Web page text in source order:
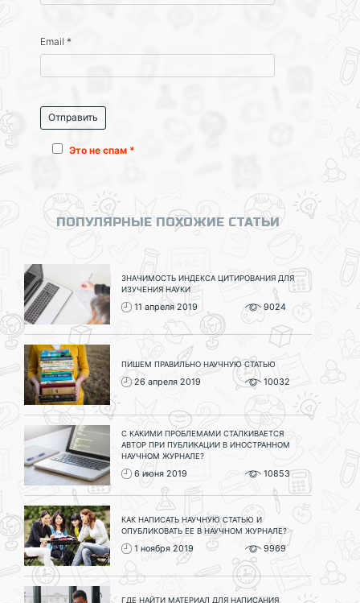
Email *
Это не спам *
ПОПУЛЯРНЫЕ ПОХОЖИЕ СТАТЬИ
ЗНАЧИМОСТЬ ИНДЕКСА ЦИТИРОВАНИЯ ДЛЯ
ИЗУЧЕНИЯ НАУКИ
11 апреля 2019 9024
ПИШЕМ ПРАВИЛЬНО НАУЧНУЮ СТАТЬЮ
26 апреля 2019 10032
С КАКИМИ ПРОБЛЕМАМИ СТАЛКИВАЕТСЯ
АВТОР ПРИ ПУБЛИКАЦИИ В ИНОСТРАННОМ
НАУЧНОМ ЖУРНАЛЕ?
6 июня 2019 10853
КАК НАПИСАТЬ НАУЧНУЮ СТАТЬЮ И
ОПУБЛИКОВАТЬ ЕЕ В НАУЧНОМ ЖУРНАЛЕ?
1 ноября 2019 9969
ГДЕ НАЙТИ МАТЕРИАЛ ДЛЯ НАПИСАНИЯ